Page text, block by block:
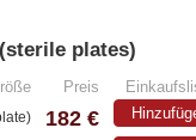
plates)
Preis
182 €